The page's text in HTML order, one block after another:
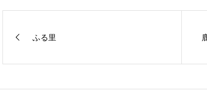
ふる里